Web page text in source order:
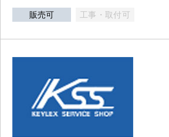
販売可 工事・取付可